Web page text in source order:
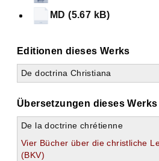
MD (5.67 kB)
Editionen dieses Werks
De doctrina Christiana
Übersetzungen dieses Werks
De la doctrine chrétienne
Vier Bücher über die christliche
(BKV)